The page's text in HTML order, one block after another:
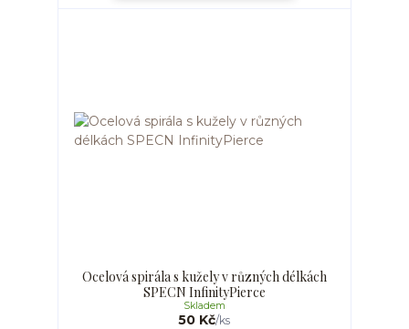
Ocelová spirála s kužely v různých délkách
SPECN InfinityPierce
50 Kč/ks
Skladem